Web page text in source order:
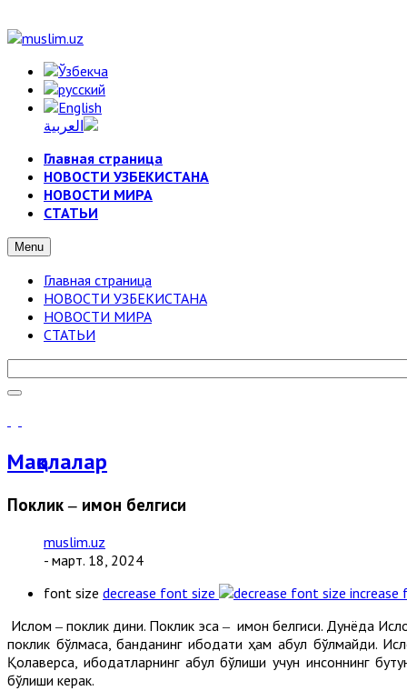
Главная страница
НОВОСТИ УЗБЕКИСТАНА
НОВОСТИ МИРА
СТАТЬИ
Menu
Главная страница
НОВОСТИ УЗБЕКИСТАНА
НОВОСТИ МИРА
СТАТЬИ
Мақолалар
Поклик ‒ имон белгиси
muslim.uz
- март. 18, 2024
font size decrease font size
increase
Ислом ‒ поклик дини. Поклик эса ‒ имон белгиси. Дунёда
поклик бўлмаса, банданинг ибодати ҳам қабул бўлмайди.
Қолаверса, ибодатларнинг қабул бўлиши учун инсоннинг
бўлиши керак.